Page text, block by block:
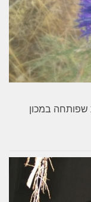
שפותחה במכון